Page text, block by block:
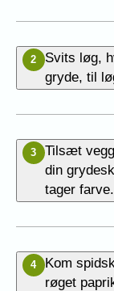
2
Svits løg,
gryde, til
3
Tilsæt
din
tager farve.
4
Kom
røget